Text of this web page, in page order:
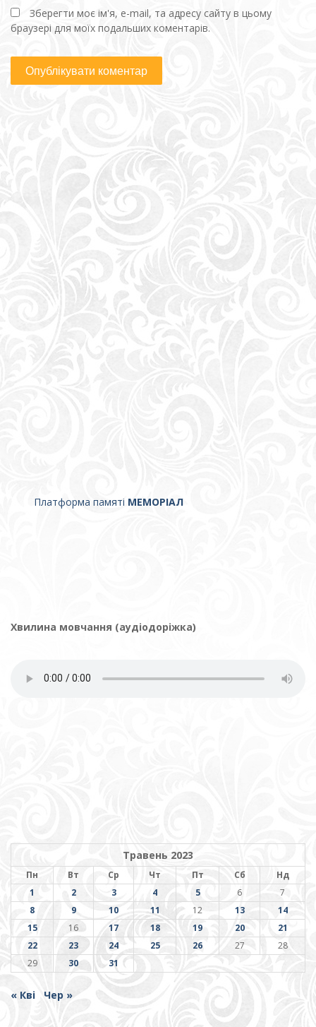
Зберегти моє ім'я, e-mail, та адресу сайту в цьому
браузері для моїх подальших коментарів.
Платформа памяті МЕМОРІАЛ
Хвилина мовчання (аудіодоріжка)
Травень 2023
Пн Вт Ср Чт Пт Сб
Нд
1
2 3 4 5 6
7
8
9 10 11 12 13
14
15
16 17 18 19 20
21
22
23 24 25 26 27
28
29
30 31
« Кві Чер »